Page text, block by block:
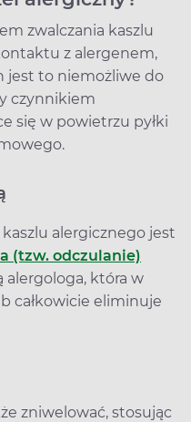
zwalczania kaszlu
z alergenem,
jest to niemożliwe do
czynnikiem
się w powietrzu pyłki
alergicznego jest
(tzw. odczulanie)
alergologa, która w
całkowicie eliminuje
zniwelować, stosując